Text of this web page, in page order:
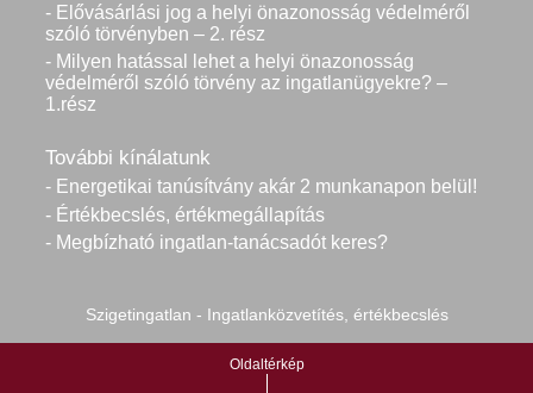
- Elővásárlási jog a helyi önazonosság védelméről
szóló törvényben – 2. rész
- Milyen hatással lehet a helyi önazonosság
védelméről szóló törvény az ingatlanügyekre? –
1.rész
További kínálatunk
- Energetikai tanúsítvány akár 2 munkanapon belül!
- Értékbecslés, értékmegállapítás
- Megbízható ingatlan-tanácsadót keres?
Szigetingatlan - Ingatlanközvetítés, értékbecslés
Oldaltérkép